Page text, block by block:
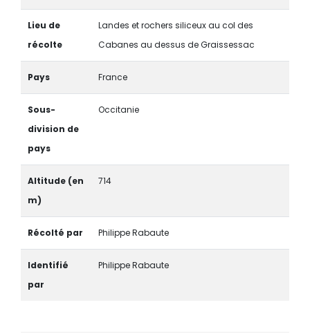
Lieu de
récolte
Landes et rochers siliceux au col des
Cabanes au dessus de Graissessac
Pays France
Sous-
division de
pays
Occitanie
Altitude (en
m)
714
Récolté par Philippe Rabaute
Identifié
par
Philippe Rabaute